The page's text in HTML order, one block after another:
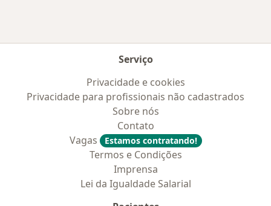
Serviço
Privacidade e cookies
Privacidade para profissionais não cadastrados
Sobre nós
Contato
Vagas
Estamos contratando!
Termos e Condições
Imprensa
Lei da Igualdade Salarial